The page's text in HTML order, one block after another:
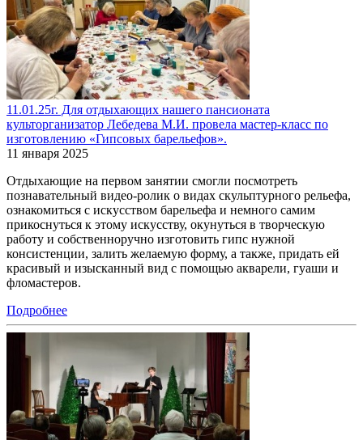
11.01.25г. Для отдыхающих нашего пансионата
культорганизатор Лебедева М.И. провела мастер-класс по
изготовлению «Гипсовых барельефов».
11 января 2025
Отдыхающие на первом занятии смогли посмотреть
познавательный видео-ролик о видах скульптурного рельефа,
ознакомиться с искусством барельефа и немного самим
прикоснуться к этому искусству, окунуться в творческую
работу и собственноручно изготовить гипс нужной
консистенции, залить желаемую форму, а также, придать ей
красивый и изысканный вид с помощью акварели, гуаши и
фломастеров.
Подробнее